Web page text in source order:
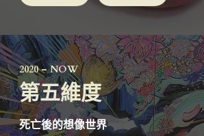
2020 – NOW
第五維度
死亡後的想像世界